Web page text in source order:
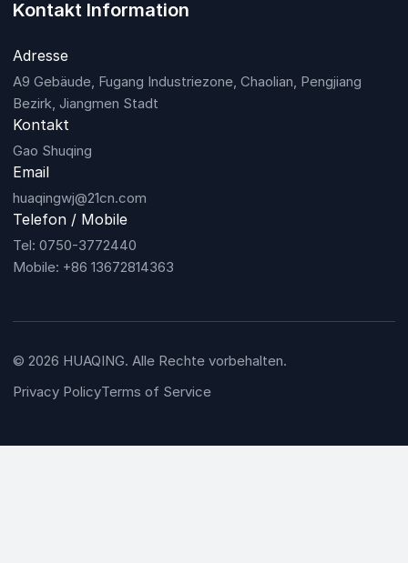
Kontakt Information
Adresse
A9 Gebäude, Fugang Industriezone, Chaolian, Pengjiang
Bezirk, Jiangmen Stadt
Kontakt
Gao Shuqing
Email
huaqingwj@21cn.com
Telefon / Mobile
Tel: 0750-3772440
Mobile: +86 13672814363
© 2026 HUAQING. Alle Rechte vorbehalten.
Privacy PolicyTerms of Service